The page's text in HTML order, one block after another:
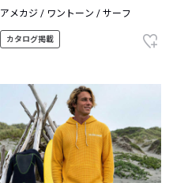
アメカジ / ワントーン / サーフ
カタログ掲載